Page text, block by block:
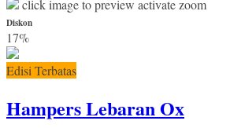
click image to preview activate zoom
Diskon
17%
Edisi Terbatas
Hampers Lebaran Ox